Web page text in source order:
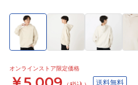
オンラインストア限定価格
送料無料